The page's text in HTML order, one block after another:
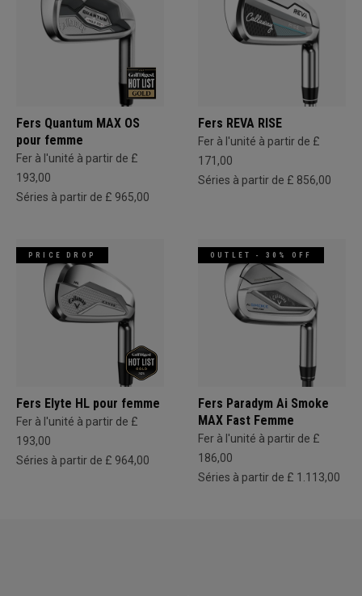
Fers Quantum MAX OS
pour femme
Fer à l'unité à partir de £
193,00
Séries à partir de £ 965,00
Fers REVA RISE
Fer à l'unité à partir de £
171,00
Séries à partir de £ 856,00
PRICE DROP
Fers Elyte HL pour femme
Fer à l'unité à partir de £
193,00
Séries à partir de £ 964,00
OUTLET - 30% OFF
Fers Paradym Ai Smoke
MAX Fast Femme
Fer à l'unité à partir de £
186,00
Séries à partir de £ 1.113,00